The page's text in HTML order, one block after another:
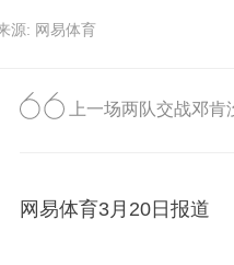
源: 网易体育
上一场两队交战邓肯
网易体育3月20日报道